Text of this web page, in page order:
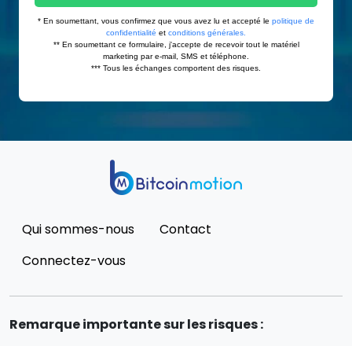
Qui sommes-nous
Contact
Connectez-vous
Remarque importante sur les risques :